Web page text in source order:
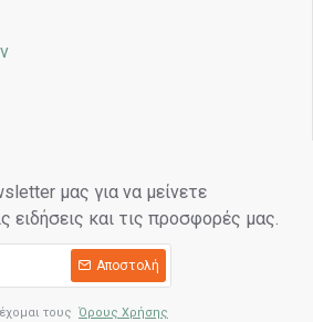
μας για να μείνετε
ειδήσεις και τις προσφορές μας.
Αποστολή
τους Όρους Χρήσης